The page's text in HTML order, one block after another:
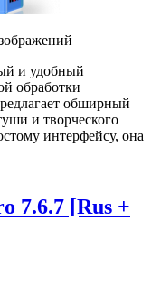
и удобный
обработки
обширный
и творческого
интерфейсу, она
7.6.7 [Rus +